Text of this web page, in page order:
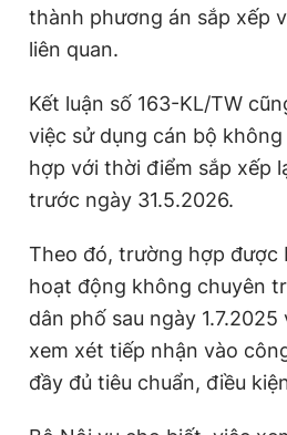
thành phương án sắp xếp
liên quan.
Kết luận số 163-KL/TW
việc sử dụng cán bộ
hợp với thời điểm sắp xếp
trước ngày 31.5.2026.
Theo đó, trường hợp được
hoạt động không chuyên
dân phố sau ngày
xem xét tiếp nhận vào
đầy đủ tiêu chuẩn, điều